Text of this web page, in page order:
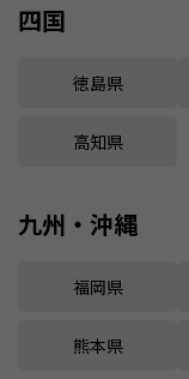
四国
徳島県
高知県
九州・沖縄
福岡県
熊本県